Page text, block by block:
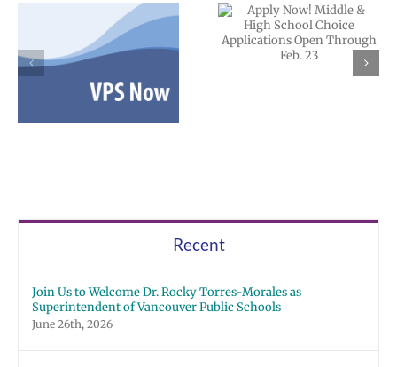
Middle & High
School Choice
Applications
Open Through
VPS now: 12-
2025 Español |
Recent
Join Us to Welcome Dr. Rocky Torres-Morales as
Superintendent of Vancouver Public Schools
June 26th, 2026